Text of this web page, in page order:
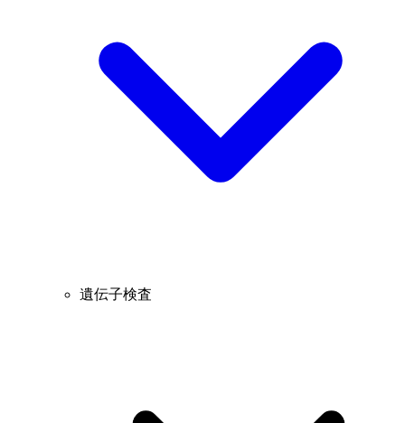
遺伝子検査